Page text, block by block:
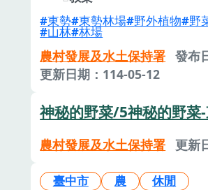
東勢 東勢林場 野外植物 野
山林 林場
農村發展及水土保持署 發布
更新日期：114-05-12
神秘的野菜/5神秘的野菜
農村發展及水土保持署 更新
臺中市 農
休閒